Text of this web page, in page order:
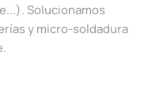
Solucionamos
y micro-soldadura